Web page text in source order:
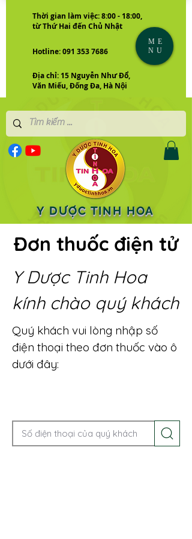
Thời gian làm việc: 8:00 - 18:00,
từ Thứ Hai đến Chủ Nhật
Hotline: 091 353 7686
Địa chỉ: 15 Nguyễn Như Đổ,
Văn Miếu, Đống Đa, Hà Nội
Y DƯỢC TINH HOA
ME
NU
Đơn thuốc điện tử
Y Dược Tinh Hoa
kính chào quý khách
Quý khách vui lòng nhập số
điện thoại theo đơn thuốc vào ô
dưới đây: